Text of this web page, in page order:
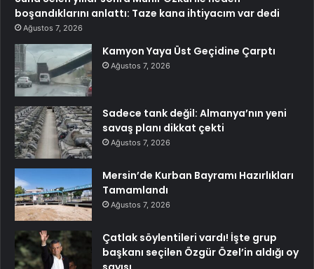
boşandıklarını anlattı: Taze kana ihtiyacım var dedi
Ağustos 7, 2026
Kamyon Yaya Üst Geçidine Çarptı
Ağustos 7, 2026
Sadece tank değil: Almanya’nın yeni
savaş planı dikkat çekti
Ağustos 7, 2026
Mersin’de Kurban Bayramı Hazırlıkları
Tamamlandı
Ağustos 7, 2026
Çatlak söylentileri vardı! İşte grup
başkanı seçilen Özgür Özel’in aldığı oy